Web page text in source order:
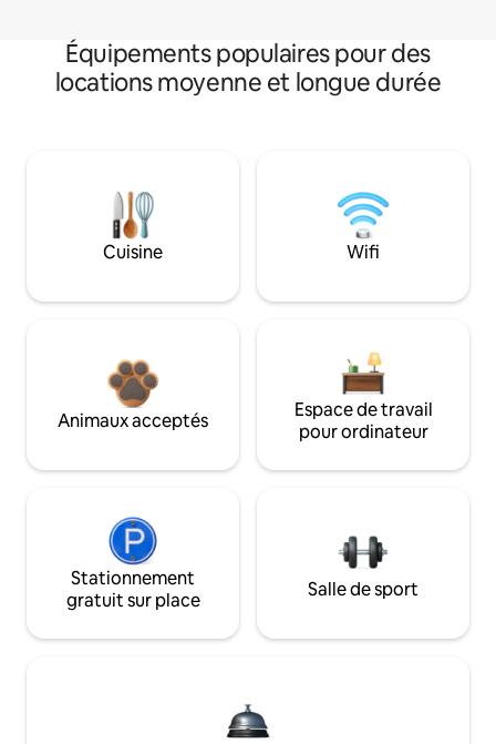
Équipements populaires pour des
locations moyenne et longue durée
Cuisine Wifi
Animaux acceptés
Espace de travail
pour ordinateur
Stationnement
gratuit sur place
Salle de sport